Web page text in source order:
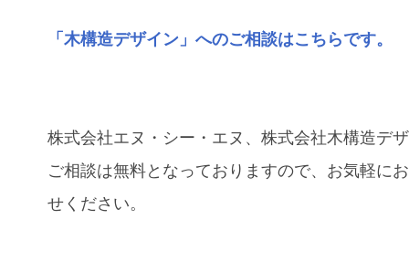
「木構造デザイン」へのご相談はこちらです。
株式会社エヌ・シー・エヌ、株式会社木構造デ
ご相談は無料となっておりますので、お気軽に
せください。